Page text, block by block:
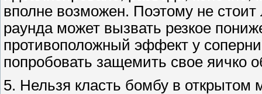
вполне возможен. Поэтому не стоит
раунда может вызвать резкое
противоположный эффект у
попробовать защемить свое яичко
5. Нельзя класть бомбу в открытом